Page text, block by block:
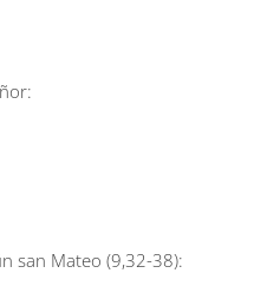
san Mateo (9,32-38):